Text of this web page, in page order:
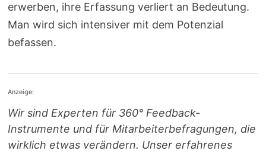
erwerben, ihre Erfassung verliert an Bedeutung.
Man wird sich intensiver mit dem Potenzial
befassen.
Anzeige:
Wir sind Experten für 360° Feedback-
Instrumente und für Mitarbeiterbefragungen, die
wirklich etwas verändern. Unser erfahrenes